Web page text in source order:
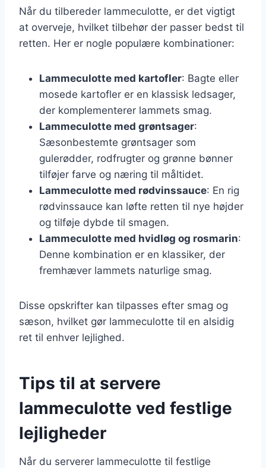
Når du tilbereder lammeculotte, er det vigtigt
at overveje, hvilket tilbehør der passer bedst til
retten. Her er nogle populære kombinationer:
Lammeculotte med kartofler: Bagte eller
mosede kartofler er en klassisk ledsager,
der komplementerer lammets smag.
Lammeculotte med grøntsager:
Sæsonbestemte grøntsager som
gulerødder, rodfrugter og grønne bønner
tilføjer farve og næring til måltidet.
Lammeculotte med rødvinssauce: En rig
rødvinssauce kan løfte retten til nye højder
og tilføje dybde til smagen.
Lammeculotte med hvidløg og rosmarin:
Denne kombination er en klassiker, der
fremhæver lammets naturlige smag.
Disse opskrifter kan tilpasses efter smag og
sæson, hvilket gør lammeculotte til en alsidig
ret til enhver lejlighed.
Tips til at servere
lammeculotte ved festlige
lejligheder
Når du serverer lammeculotte til festlige